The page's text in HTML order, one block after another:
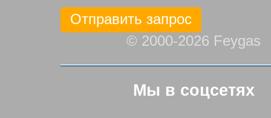
© 2000-2026 Feygas
Мы в соцсетях